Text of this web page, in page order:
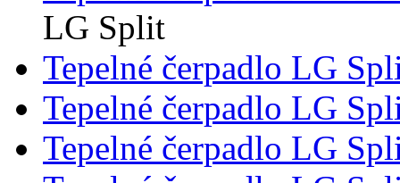
LG Split
Tepelné čerpadlo LG
Tepelné čerpadlo LG
Tepelné čerpadlo LG